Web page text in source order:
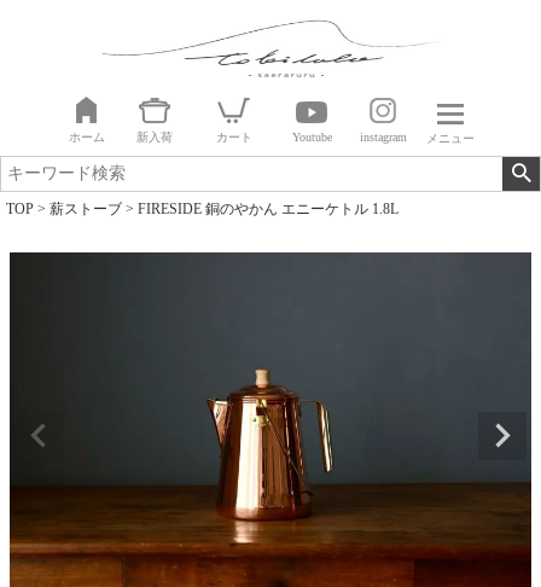
ホーム 新入荷 カート Youtube instagram メニュー
TOP 薪ストーブ FIRESIDE 銅のやかん エニーケトル 1.8L